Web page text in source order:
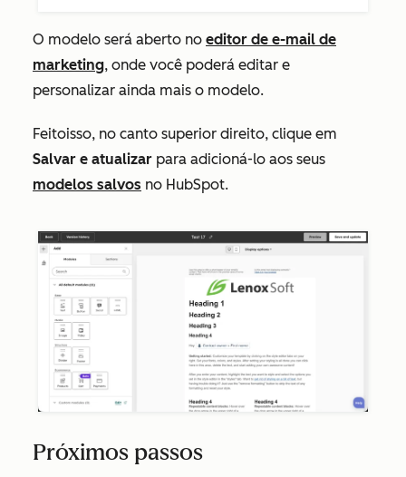
O modelo será aberto no editor de e-mail de
marketing, onde você poderá editar e
personalizar ainda mais o modelo.
Feitoisso, no canto superior direito, clique em
Salvar e atualizar para adicioná-lo aos seus
modelos salvos no HubSpot.
Próximos passos